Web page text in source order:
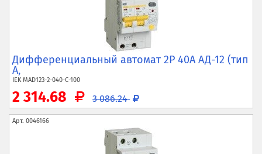
Дифференциальный автомат 2P 40А АД-12 (тип
A,
IEKMAD123-2-040-C-100
2 314.68 3 086.24
Арт. 0046166